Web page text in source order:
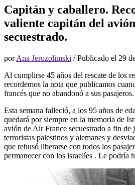
Capitán y caballero.
valiente capitán del
secuestrado.
porAna Jerozolimski / Publicado el 29
Al cumplirse 45 años del rescate de los
recordemos la nota que publicamos
francés que no abandonó a sus pasajeros.
Esta semana falleció, a los 95 años de
quedará por siempre en la memoria de
avión de Air France secuestrado a fin de
terroristas palestinos y alemanes y
que rehusó liberarse con todos los
permanecer con los israelíes . Le podría